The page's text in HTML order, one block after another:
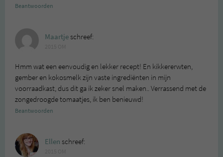
Beantwoorden
Maartjeschreef:
Hmm wat een eenvoudig en lekker recept! En kikkererwten,
gember en kokosmelk zijn vaste ingrediënten in mijn
voorraadkast, dus dit ga ik zeker snel maken.. Verrassend met de
zongedroogde tomaatjes, ik ben benieuwd!
Beantwoorden
Ellen schreef: